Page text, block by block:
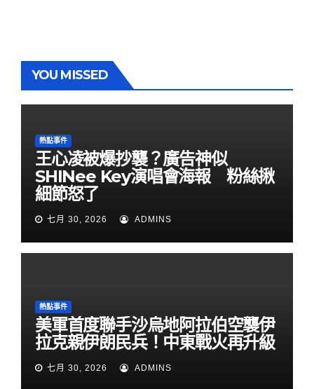
YOU MISSED
熱點事件
王心凌被爆抄襲？廣告神似
SHINee Key演唱會海報 粉絲揪
細節怒了
七月 30, 2026 ADMINS
熱點事件
美軍首度聯手沙烏地阿拉伯空襲伊
拉克親伊朗民兵！中東戰火再升級
七月 30, 2026 ADMINS